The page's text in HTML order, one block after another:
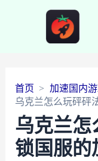
首页
加速国内
乌克兰怎么玩砰砰
乌克兰怎
锁国服的